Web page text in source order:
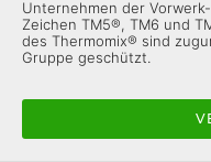
Unternehmen der
Zeichen TM5®, TM6 und
des Thermomix® sind
Gruppe geschützt.